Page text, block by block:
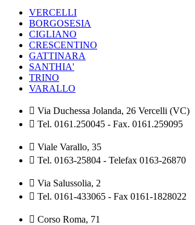
VERCELLI
BORGOSESIA
CIGLIANO
CRESCENTINO
GATTINARA
SANTHIA'
TRINO
VARALLO
Via Duchessa Jolanda, 26 Vercelli (VC)
Tel. 0161.250045 - Fax. 0161.259095
Viale Varallo, 35
Tel. 0163-25804 - Telefax 0163-26870
Via Salussolia, 2
Tel. 0161-433065 - Fax 0161-1828022
Corso Roma, 71